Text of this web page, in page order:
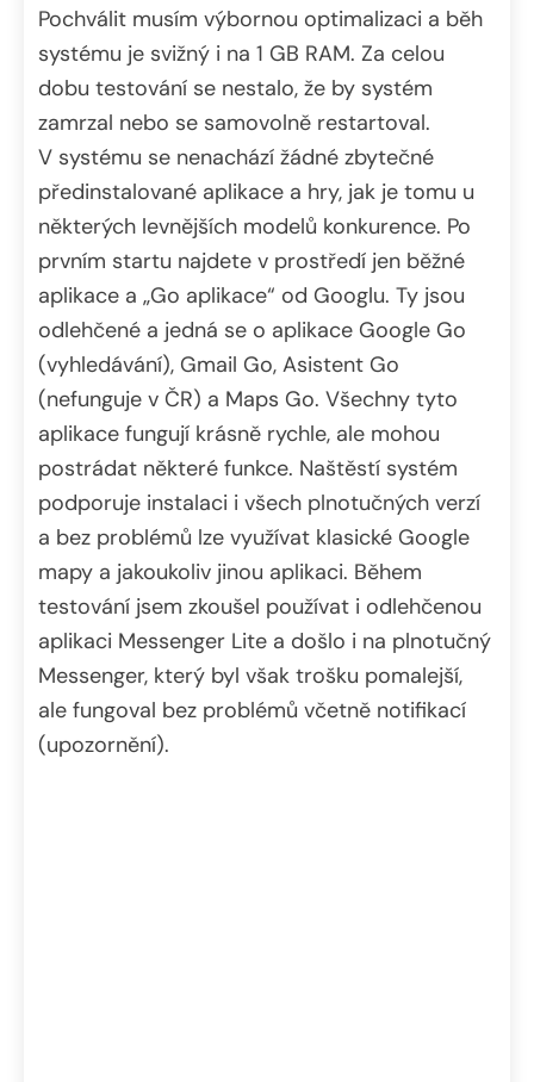
Pochválit musím výbornou optimalizaci a běh
systému je svižný i na 1 GB RAM. Za celou
dobu testování se nestalo, že by systém
zamrzal nebo se samovolně restartoval.
V systému se nenachází žádné zbytečné
předinstalované aplikace a hry, jak je tomu u
některých levnějších modelů konkurence. Po
prvním startu najdete v prostředí jen běžné
aplikace a „Go aplikace“ od Googlu. Ty jsou
odlehčené a jedná se o aplikace Google Go
(vyhledávání), Gmail Go, Asistent Go
(nefunguje v ČR) a Maps Go. Všechny tyto
aplikace fungují krásně rychle, ale mohou
postrádat některé funkce. Naštěstí systém
podporuje instalaci i všech plnotučných verzí
a bez problémů lze využívat klasické Google
mapy a jakoukoliv jinou aplikaci. Během
testování jsem zkoušel používat i odlehčenou
aplikaci Messenger Lite a došlo i na plnotučný
Messenger, který byl však trošku pomalejší,
ale fungoval bez problémů včetně notifikací
(upozornění).